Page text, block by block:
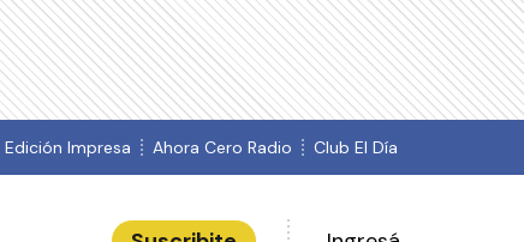
Edición Impresa Ahora Cero Radio Club El Día